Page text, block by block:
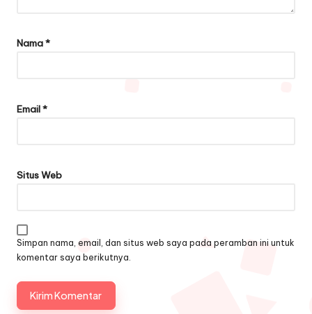
Nama*
Email*
Situs Web
Simpan nama, email, dan situs web saya pada peramban ini untuk
komentar saya berikutnya.